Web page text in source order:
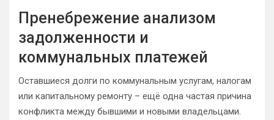
Пренебрежение анализом
задолженности и
коммунальных платежей
Оставшиеся долги по коммунальным услугам, налогам
или капитальному ремонту – ещё одна частая причина
конфликта между бывшими и новыми владельцами.